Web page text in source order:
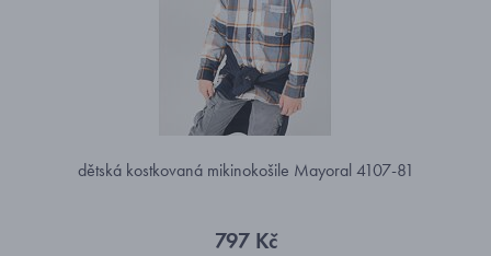
dětská kostkovaná mikinokošile Mayoral 4107-81
797 Kč